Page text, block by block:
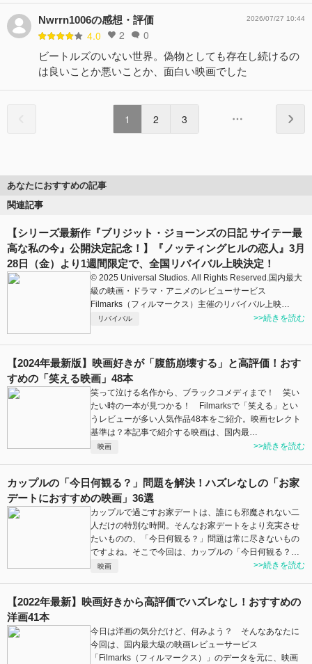
Nwrrn1006の感想・評価
4.0 2 0
2026/07/27 10:44
ビートルズのいない世界。偽物としても存在し続けるの
は良いことか悪いことか、面白い映画でした
1 2 3
あなたにおすすめの記事
関連記事
【シリーズ最新作『ブリジット・ジョーンズの日記 サイテー最
高な私の今』公開決定記念！】『ノッティングヒルの恋人』3月
28日（金）より1週間限定で、全国リバイバル上映決定！
© 2025 Universal Studios. All Rights Reserved.国内最大
級の映画・ドラマ・アニメのレビューサービス
Filmarks（フィルマークス）主催のリバイバル上映…
リバイバル >>続きを読む
【2024年最新版】映画好きが「腹筋崩壊する」と高評価！おす
すめの「笑える映画」48本
笑って泣ける名作から、ブラックコメディまで！ 笑い
たい時の一本が見つかる！ Filmarksで「笑える」とい
うレビューが多い人気作品48本をご紹介。映画セレクト
基準は？本記事で紹介する映画は、国内最…
映画 >>続きを読む
カップルの「今日何観る？」問題を解決！ハズレなしの「お家
デートにおすすめの映画」36選
カップルで過ごすお家デートは、誰にも邪魔されない二
人だけの特別な時間。そんなお家デートをより充実させ
たいものの、「今日何観る？」問題は常に尽きないもの
ですよね。そこで今回は、カップルの「今日何観る？…
映画 >>続きを読む
【2022年最新】映画好きから高評価でハズレなし！おすすめの
洋画41本
今日は洋画の気分だけど、何みよう？ そんなあなたに
今回は、国内最大級の映画レビューサービス
「Filmarks（フィルマークス）」のデータを元に、映画